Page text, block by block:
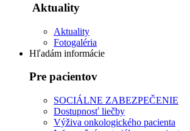
Aktuality
Aktuality
Fotogaléria
Hľadám informácie
Pre pacientov
SOCIÁLNE ZABEZPEČENIE
Dostupnosť liečby
Výživa onkologického pacienta